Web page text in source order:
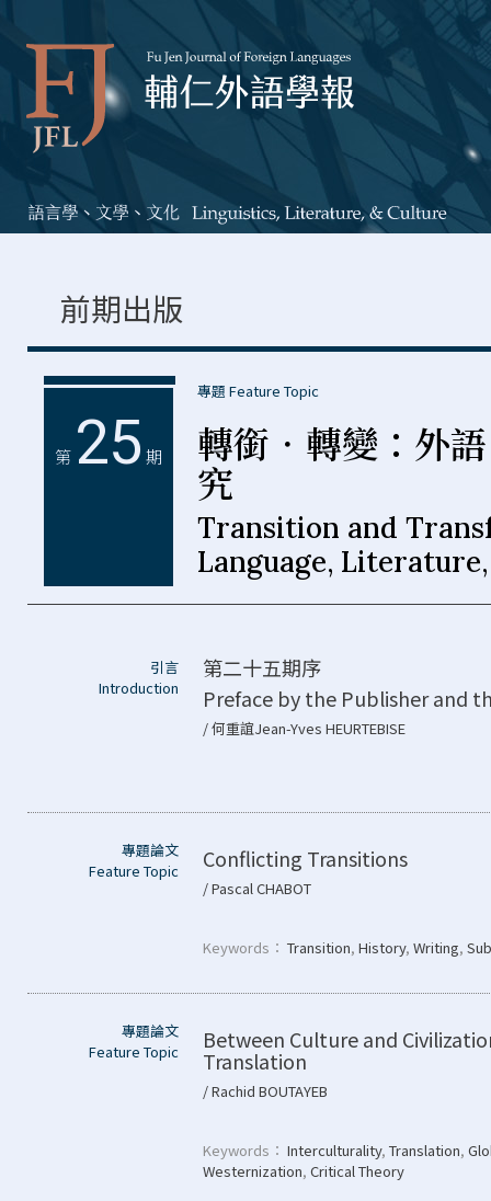
前期出版
第 25 期
專題 Feature Topic
轉銜．轉變：外
究
Transition and
Language,
引言
Introduction
第二十五期序
Preface by the Publisher and
/ 何重誼Jean-Yves HEURTEBISE
專題論文
Feature Topic
Conflicting Transitions
/ Pascal CHABOT
Keywords： Transition, History, Writing,
專題論文
Feature Topic
Between Culture and
Translation
/ Rachid BOUTAYEB
Keywords： Interculturality, Translation,
Westernization, Critical Theory